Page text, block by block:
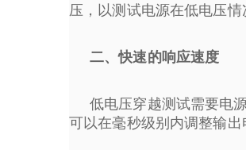
压，以测试电源在低电压
二、快速的响应速度
低电压穿越测试需要电
可以在毫秒级别内调整输出